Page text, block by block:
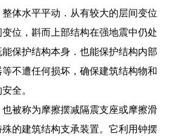
体水平平动．从有较大的层间变位
位，斟而上部结构在强地震中仍处
保护结构本身．也能保护结构内部
不遭任何损坏，确保建筑结构物和
全。
被称为摩擦摆减隔震支座或摩擦滑
的建筑结构支承装置。它利用钟摆